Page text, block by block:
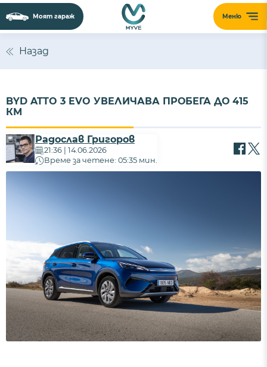
Меню
Моят гараж
Назад
BYD ATTO 3 EVO УВЕЛИЧАВА ПРОБЕГА ДО 415
КМ
Радослав Григоров
21:36 | 14.06.2026
Време за четене: 05:35 мин.